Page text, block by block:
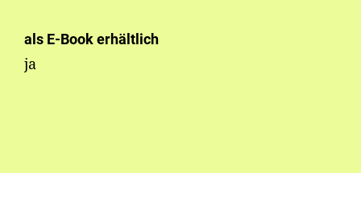
als E-Book erhältlich
ja